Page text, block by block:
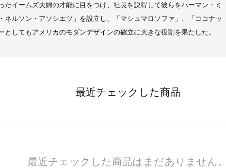
イームズ夫婦の才能に目をつけ、社長を説得して彼らをハーマン・ミ
ルソン・アソシエツ」を設立し、「マシュマロソファ」、「ココナッ
してもアメリカのモダンデザインの確立に大きな役割を果たした。
最近チェックした商品
最近チェックした商品はまだありません。